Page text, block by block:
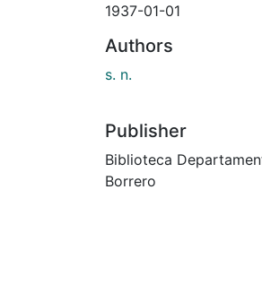
1937-01-01
Authors
s. n.
Publisher
Biblioteca
Borrero